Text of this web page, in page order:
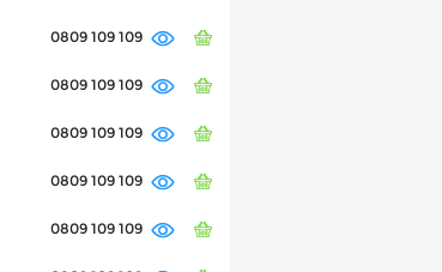
0809 109 109
0809 109 109
0809 109 109
0809 109 109
0809 109 109